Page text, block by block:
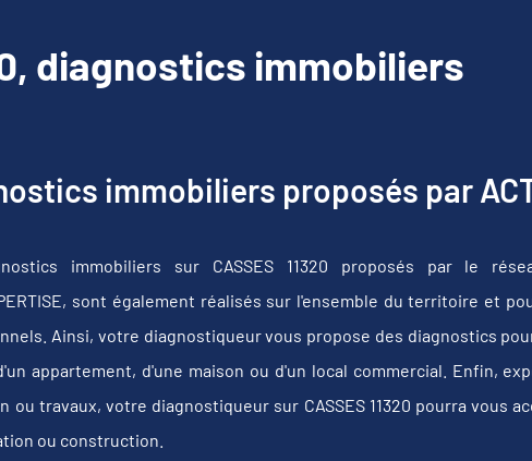
diagnostics immobiliers
immobiliers proposés par
immobiliers sur CASSES 11320 proposés par le
sont également réalisés sur l'ensemble du territoire et
Ainsi, votre diagnostiqueur vous propose des diagnostics
appartement, d'une maison ou d'un local commercial. Enfin,
ou travaux, votre diagnostiqueur sur CASSES 11320 pourra vous
ou construction.